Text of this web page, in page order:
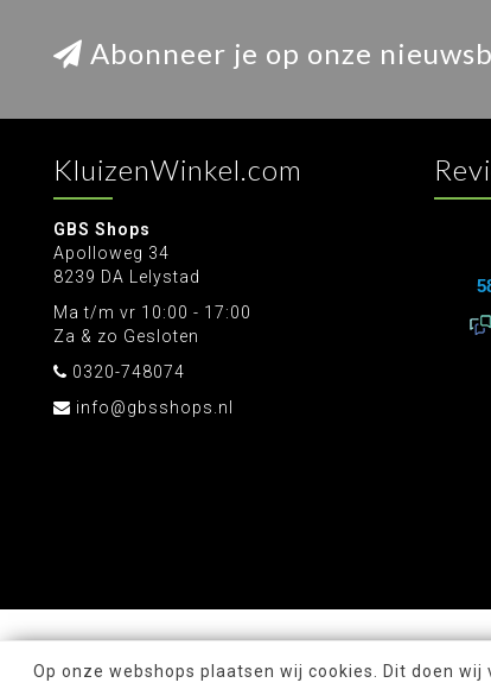
Abonneer je op onze
KluizenWinkel.com
GBS Shops
Apolloweg 34
8239 DA Lelystad
Ma t/m vr 10:00 - 17:00
Za & zo Gesloten
0320-748074
info@gbsshops.nl
Op onze webshops plaatsen wij cookies. Dit doen